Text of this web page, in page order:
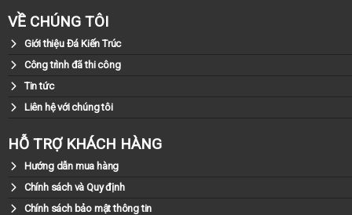
Liên hệ: 0981.79.79.79
VỀ CHÚNG TÔI
Giới thiệu Đá Kiến Trúc
Công trình đã thi công
Tin tức
Liên hệ với chúng tôi
HỖ TRỢ KHÁCH HÀNG
Hướng dẫn mua hàng
Chính sách và Quy định
Chính sách bảo mật thông tin